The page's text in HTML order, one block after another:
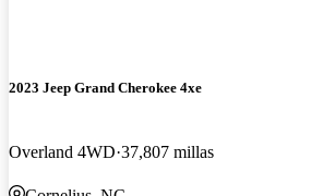
2023 Jeep Grand Cherokee 4xe
Overland 4WD 37,807 millas